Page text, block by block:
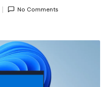
No Comments